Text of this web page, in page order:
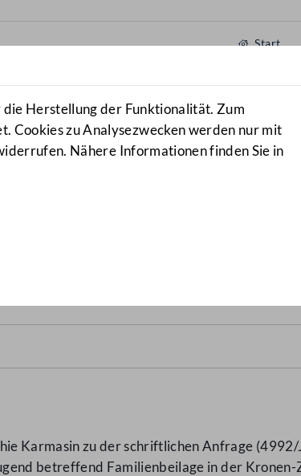
Herstellung der Funktionalität. Zum
Cookies zu Analysezwecken werden nur mit
Nähere Informationen finden Sie in
Start
Anfragen
4698/AB
Karmasin zu der schriftlichen Anfrage
betreffend Familienbeilage in der